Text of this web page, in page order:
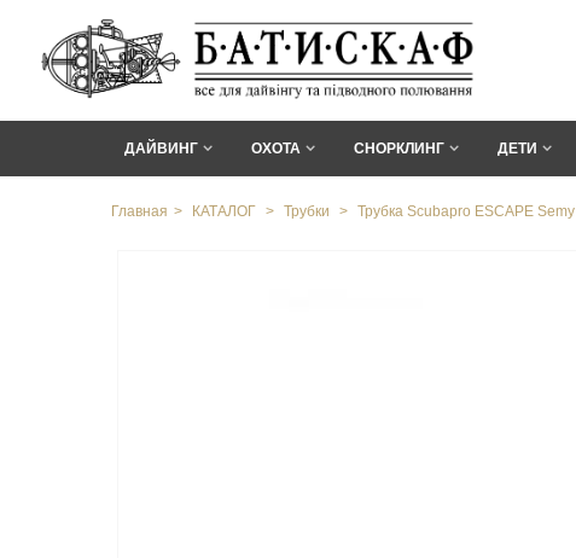
ДАЙВИНГ ОХОТА СНОРКЛИНГ ДЕТИ
Главная > КАТАЛОГ > Трубки > Трубка Scubapro ESCAPE